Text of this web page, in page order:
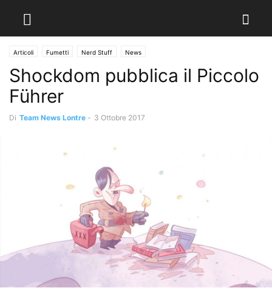
Articoli Fumetti Nerd Stuff News
Shockdom pubblica il Piccolo
Führer
Di Team News Lontre - 3 Ottobre 2017